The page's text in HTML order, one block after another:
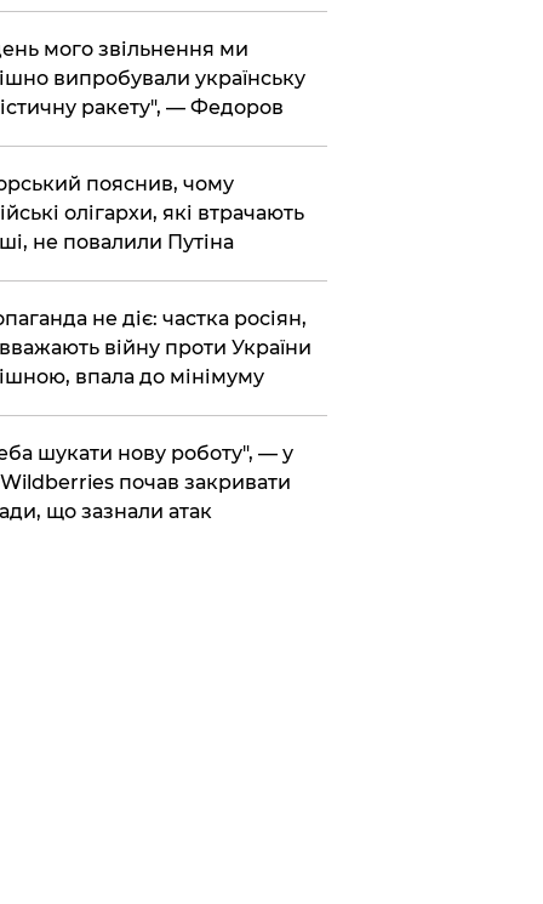
мого звільнення ми
випробували українську
ракету", — Федоров
пояснив, чому
олігархи, які втрачають
не повалили Путіна
не діє: частка росіян,
війну проти України
впала до мінімуму
шукати нову роботу", — у
почав закривати
що зазнали атак